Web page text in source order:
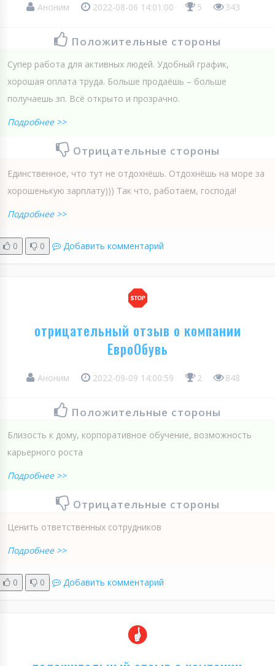
Аноним 2022-08-06 14:01:00 5 343
Положительные стороны
Супер работа для активных людей. Удобный график,
хорошая оплата труда. Больше продаёшь – больше
получаешь зп. Всё открыто и прозрачно.
Подробнее >>
Отрицательные стороны
Единственное, что тут не отдохнёшь. Отдохнёшь на море за
хорошенькую зарплату))) Так что, работаем, господа!
Подробнее >>
0 0 Добавить комментарий
отрицательный отзыв о компании
ЕвроОбувь
Аноним 2022-09-09 14:00:59 2 848
Положительные стороны
Близость к дому, корпоративное обучение, возможность
карьерного роста
Подробнее >>
Отрицательные стороны
Ценить ответственных сотрудников
Подробнее >>
0 0 Добавить комментарий